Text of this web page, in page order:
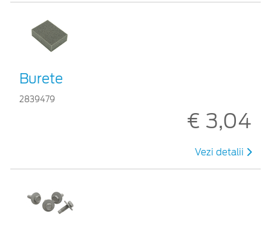
Burete
2839479
€ 3,04
Vezi detalii